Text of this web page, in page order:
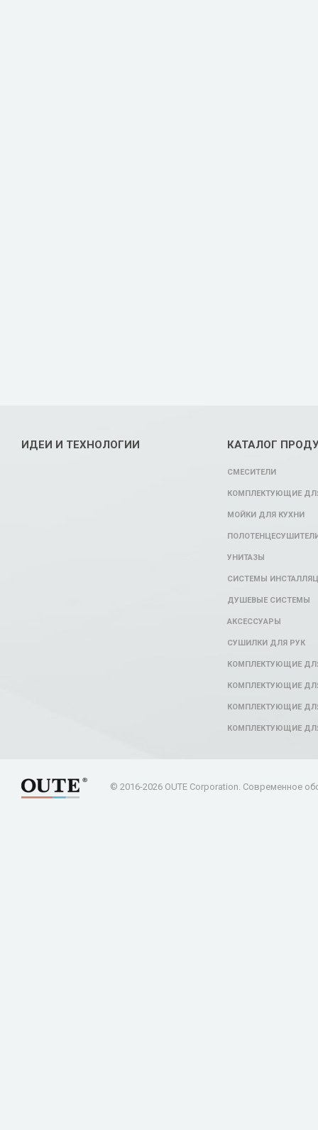
ИДЕИ И ТЕХНОЛОГИИ КАТАЛОГ
СМЕСИТЕЛИ
КОМПЛЕКТУЮЩИЕ
МОЙКИ ДЛЯ КУХНИ
УНИТАЗЫ
СИСТЕМЫ
ДУШЕВЫЕ СИСТЕМЫ
АКСЕССУАРЫ
СУШИЛКИ ДЛЯ РУК
КОМПЛЕКТУЮЩИЕ
КОМПЛЕКТУЮЩИЕ
КОМПЛЕКТУЮЩИЕ
КОМПЛЕКТУЮЩИЕ
© 2016-2026 OUTE Corporation. Современное